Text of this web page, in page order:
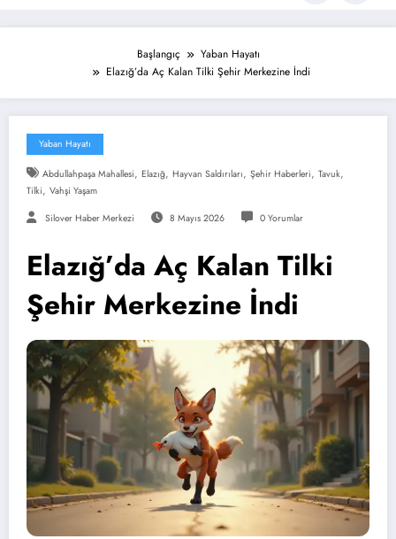
Başlangıç
Yaban Hayatı
Elazığ’da Aç Kalan Tilki Şehir Merkezine İndi
Yaban Hayatı
Abdullahpaşa Mahallesi, Elazığ, Hayvan Saldırıları, Şehir Haberleri, Tavuk,
Tilki, Vahşi Yaşam
Silover Haber Merkezi 8 Mayıs 2026 0 Yorumlar
Elazığ’da Aç Kalan Tilki
Şehir Merkezine İndi